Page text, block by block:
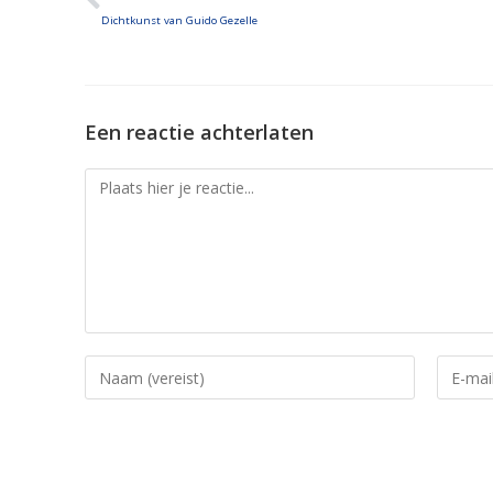
Dichtkunst van Guido Gezelle
Een reactie achterlaten